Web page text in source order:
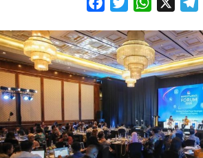
FacebookTwitterWhatsApp